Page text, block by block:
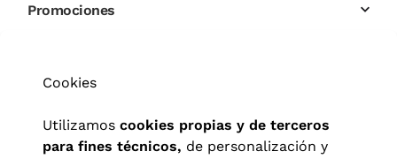
Promociones
Cookies
Utilizamos cookies propias y de terceros
para fines técnicos, de personalización y